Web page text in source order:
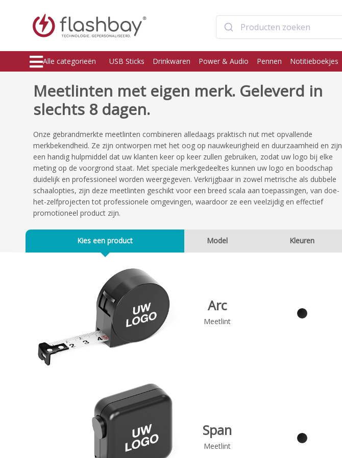
Alle categorieën USB Sticks Drinkwaren Power & Audio Pennen Notitieboekjes
Meetlinten met eigen merk. Geleverd in
slechts 8 dagen.
Onze gebrandmerkte meetlinten combineren alledaags praktisch nut met opvallende
merkbekendheid. Ze zijn ontworpen met het oog op nauwkeurigheid en duurzaamheid en zijn
een handig hulpmiddel dat uw klanten keer op keer zullen gebruiken, zodat uw logo bij elke
meting op de voorgrond staat. Met speciale merkgedeeltes kunnen uw logo en boodschap
duidelijk en professioneel worden weergegeven. Verkrijgbaar in zowel metrische als dubbele
schaalopties, zijn deze meetlinten geschikt voor een breed scala aan toepassingen, van doe-
het-zelfprojecten tot professionele omgevingen, waardoor ze een veelzijdig en effectief
promotioneel product zijn.
Kies een product Model Kleuren
Arc
Meetlint
Span
Meetlint